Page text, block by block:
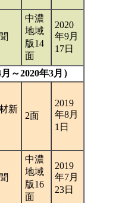
中濃
地域
版14
面
2020
年9月
17日
～2020年3月）
新
2面
2019
年8月
1日
中濃
地域
版16
面
2019
年7月
23日